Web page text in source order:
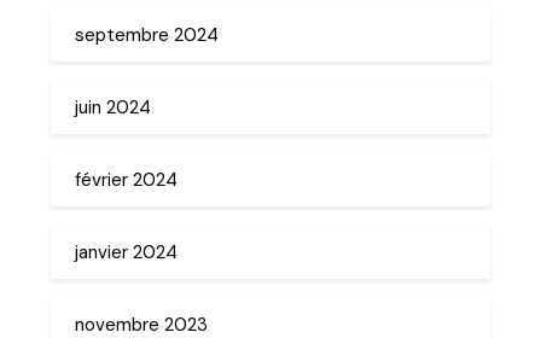
septembre 2024
juin 2024
février 2024
janvier 2024
novembre 2023